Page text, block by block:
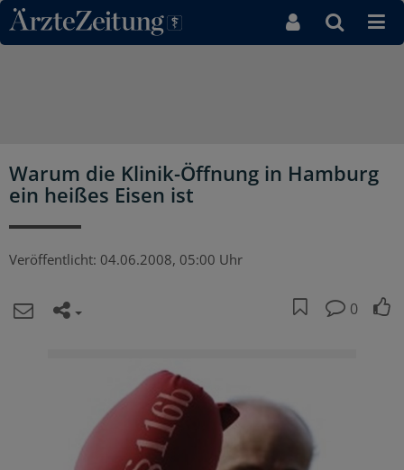
Direkt zum Inhaltsbereich
Warum die Klinik-Öffnung in Hamburg
ein heißes Eisen ist
Veröffentlicht: 04.06.2008, 05:00 Uhr
0